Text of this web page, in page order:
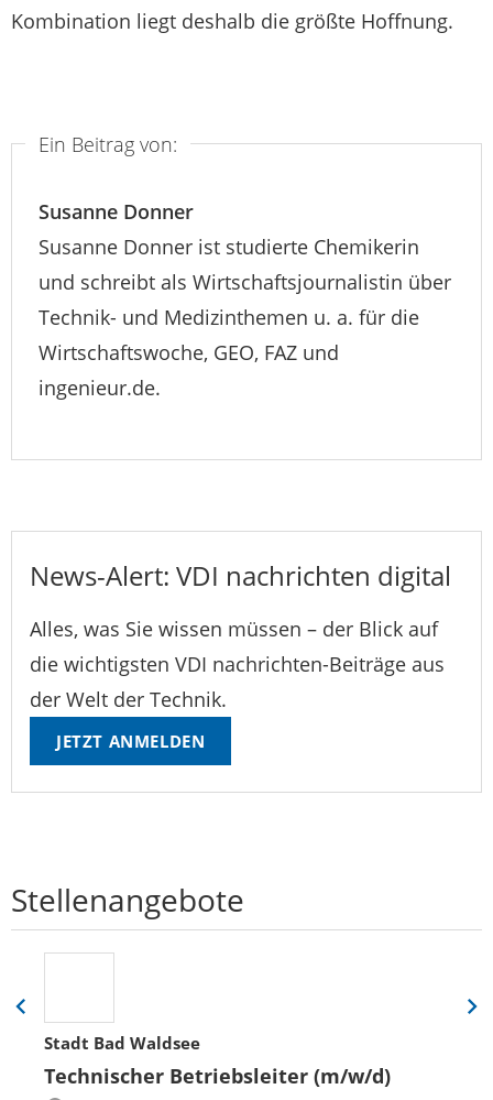
Kombination liegt deshalb die größte Hoffnung.
Ein Beitrag von:
Susanne Donner
Susanne Donner ist studierte Chemikerin
und schreibt als Wirtschaftsjournalistin über
Technik- und Medizinthemen u. a. für die
Wirtschaftswoche, GEO, FAZ und
ingenieur.de.
News-Alert: VDI nachrichten digital
Alles, was Sie wissen müssen – der Blick auf
die wichtigsten VDI nachrichten-Beiträge aus
der Welt der Technik.
JETZT ANMELDEN
Stellenangebote
Stadt Bad Waldsee
Technischer Betriebsleiter (m/w/d)
Folie
zurück
Eine